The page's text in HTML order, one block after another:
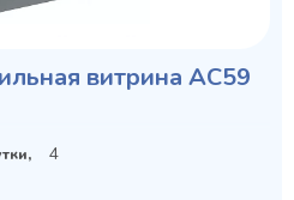
витрина AC59
4